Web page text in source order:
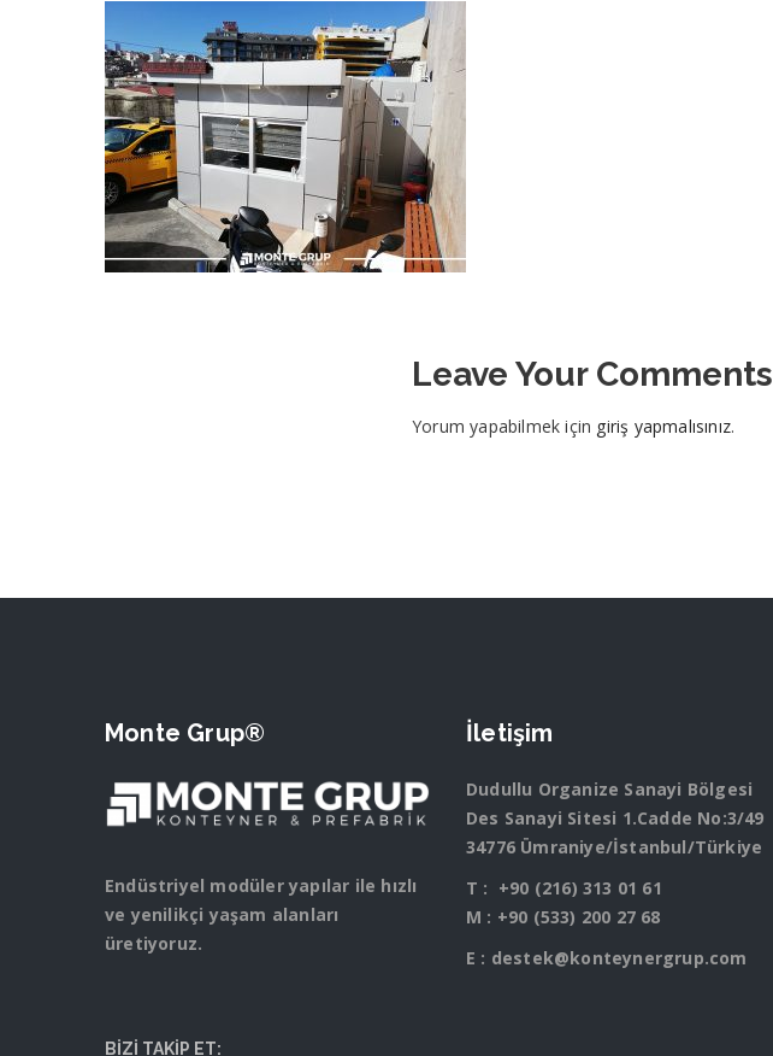
Leave Your Comments
Yorum yapabilmek için giriş yapmalısınız.
Monte Grup®
Endüstriyel modüler yapılar ile hızlı
ve yenilikçi yaşam alanları
üretiyoruz.
BİZİ TAKİP ET:
İletişim
Dudullu Organize Sanayi Bölgesi
Des Sanayi Sitesi 1.Cadde No:3/49
34776 Ümraniye/İstanbul/Türkiye
T : +90 (216) 313 01 61
M : +90 (533) 200 27 68
E : destek@konteynergrup.com